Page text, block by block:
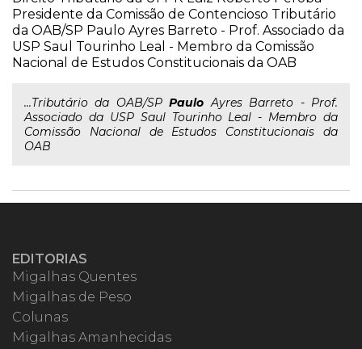
Presidente da Comissão de Contencioso Tributário
da OAB/SP Paulo Ayres Barreto - Prof. Associado da
USP Saul Tourinho Leal - Membro da Comissão
Nacional de Estudos Constitucionais da OAB
...Tributário da OAB/SPPaulo Ayres Barreto - Prof.
Associado da USP Saul Tourinho Leal - Membro da
Comissão Nacional de Estudos Constitucionais da
OAB
EDITORIAS
Migalhas Quentes
Migalhas de Peso
Colunas
Migalhas Amanhecidas